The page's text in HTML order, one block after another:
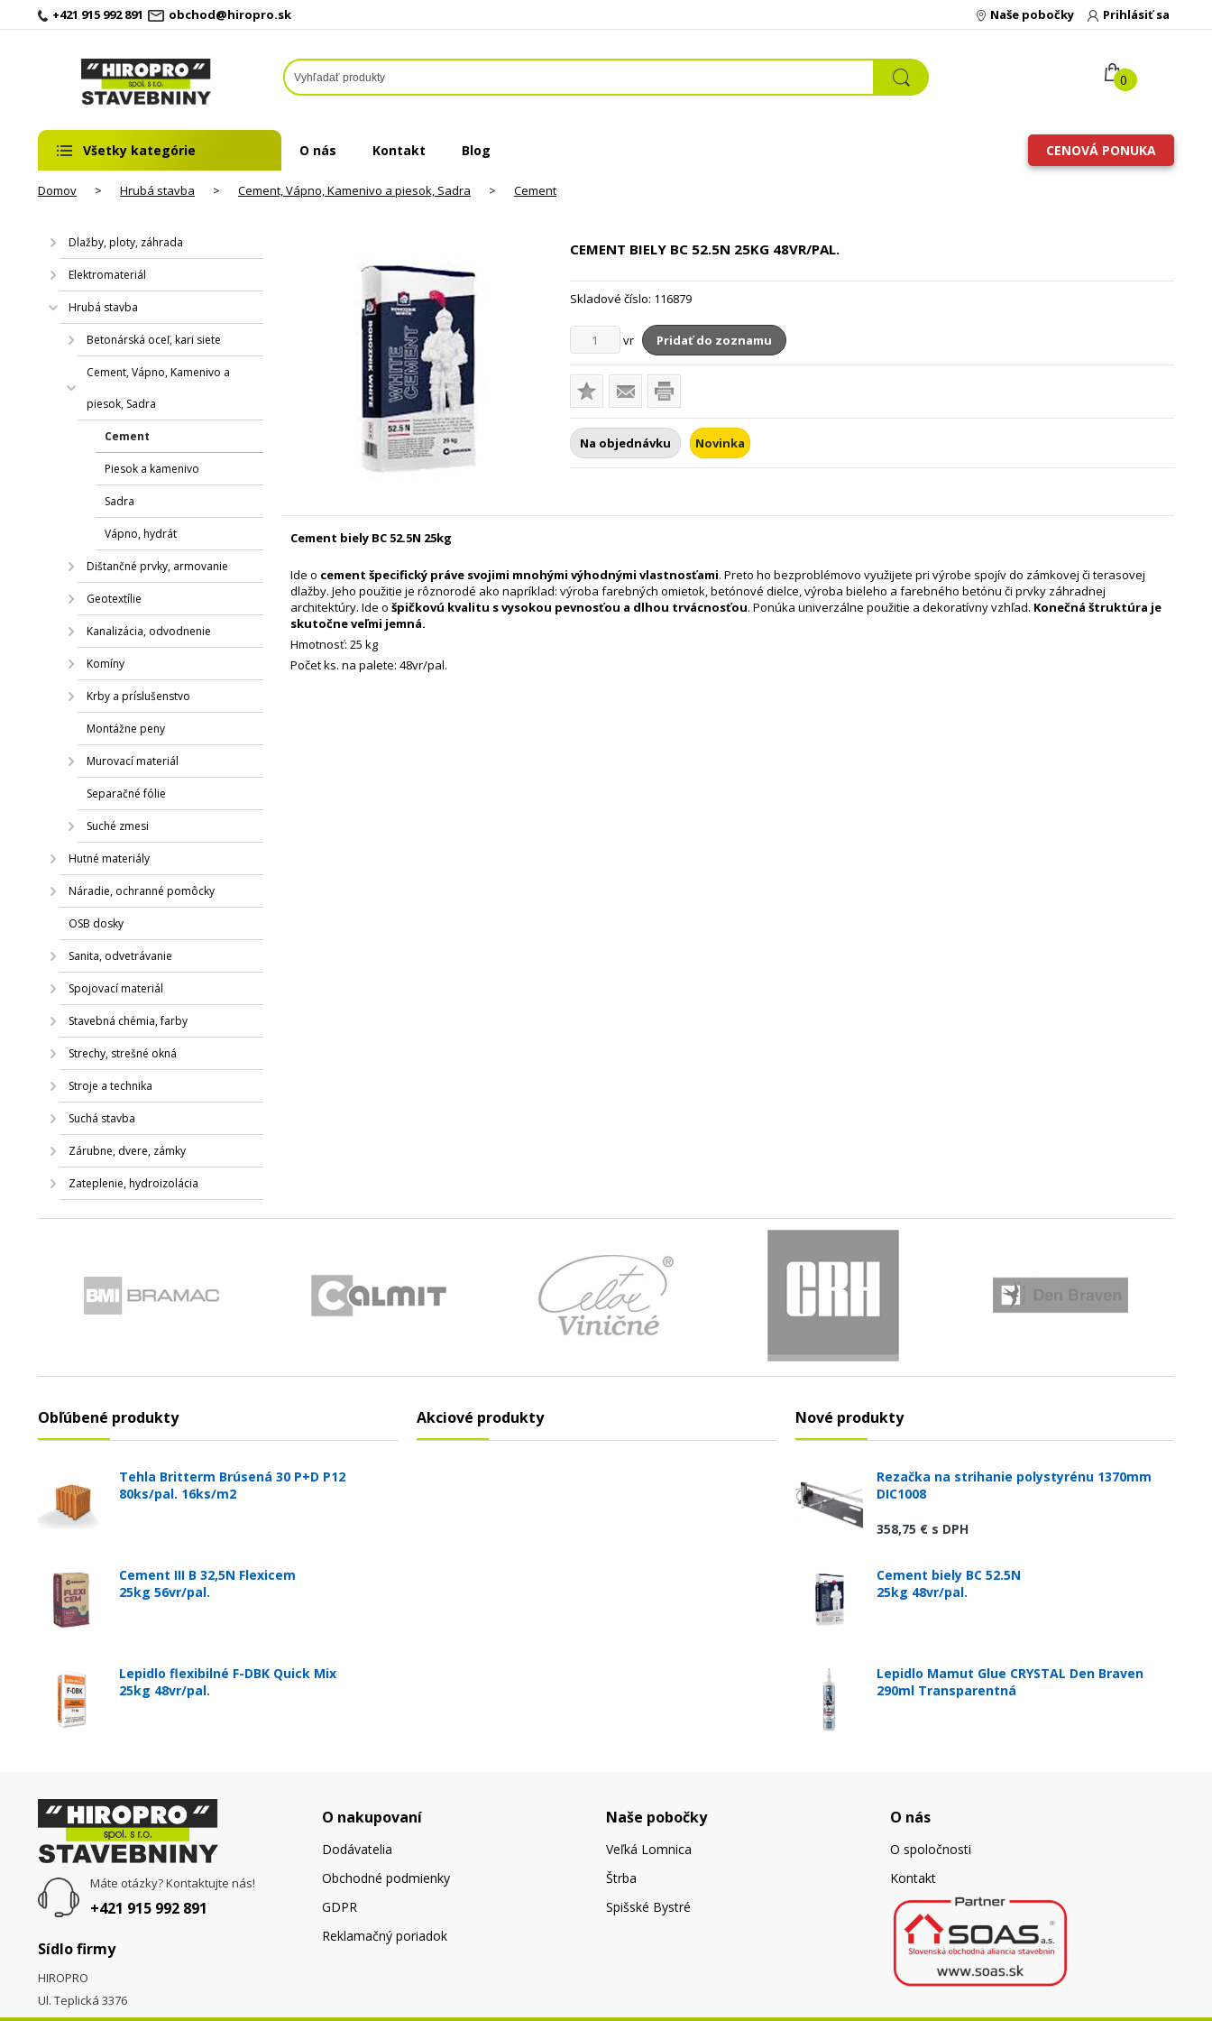
+421 915 992 891 obchod@hiropro.sk Prihlásiť sa
Naše pobočky
0
Všetky kategórie O nás Kontakt Blog CENOVÁ PONUKA
Domov > Hrubá stavba > Cement, Vápno, Kamenivo a piesok, Sadra > Cement
Dlažby, ploty, záhrada
Elektromateriál
Hrubá stavba
Betonárská oceľ, kari siete
Cement, Vápno, Kamenivo a
piesok, Sadra
Cement
Piesok a kamenivo
Sadra
Vápno, hydrát
Dištančné prvky, armovanie
Geotextílie
Kanalizácia, odvodnenie
Komíny
Krby a príslušenstvo
Montážne peny
Murovací materiál
Separačné fólie
Suché zmesi
Hutné materiály
Náradie, ochranné pomôcky
OSB dosky
Sanita, odvetrávanie
Spojovací materiál
Stavebná chémia, farby
Strechy, strešné okná
Stroje a technika
Suchá stavba
Zárubne, dvere, zámky
Zateplenie, hydroizolácia
CEMENT BIELY BC 52.5N 25KG 48VR/PAL.
Skladové číslo: 116879
vr Pridať do zoznamu
Na objednávku Novinka
Cement biely BC 52.5N 25kg
Ide o cement špecifický práve svojimi mnohými výhodnými vlastnosťami. Preto ho bezproblémovo využijete pri výrobe spojív do zámkovej či terasovej
dlažby. Jeho použitie je rôznorodé ako napríklad: výroba farebných omietok, betónové dielce, výroba bieleho a farebného betónu či prvky záhradnej
architektúry. Ide o špičkovú kvalitu s vysokou pevnosťou a dlhou trvácnosťou. Ponúka univerzálne použitie a dekoratívny vzhľad. Konečná štruktúra je
skutočne veľmi jemná.
Hmotnosť: 25 kg
Počet ks. na palete: 48vr/pal.
Obľúbené produkty
Tehla Britterm Brúsená 30 P+D P12
80ks/pal. 16ks/m2
Cement III B 32,5N Flexicem
25kg 56vr/pal.
Lepidlo flexibilné F-DBK Quick Mix
25kg 48vr/pal.
Akciové produkty Nové produkty
Rezačka na strihanie polystyrénu 1370mm
DIC1008
358,75 € s DPH
Cement biely BC 52.5N
25kg 48vr/pal.
Lepidlo Mamut Glue CRYSTAL Den Braven
290ml Transparentná
Máte otázky? Kontaktujte nás!
+421 915 992 891
Sídlo firmy
HIROPRO
Ul. Teplická 3376
O nakupovaní
Dodávatelia
Obchodné podmienky
GDPR
Reklamačný poriadok
Naše pobočky
Veľká Lomnica
Štrba
Spišské Bystré
O nás
O spoločnosti
Kontakt